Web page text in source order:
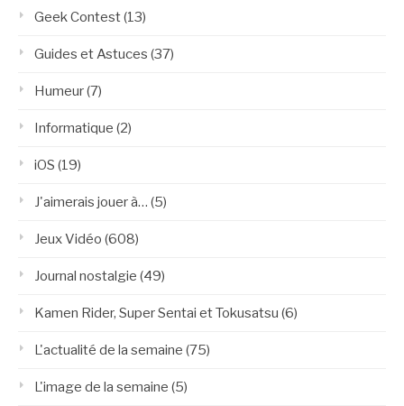
Geek Contest(13)
Guides et Astuces (37)
Humeur(7)
Informatique (2)
iOS (19)
J'aimerais jouer à… (5)
Jeux Vidéo (608)
Journal nostalgie (49)
Kamen Rider, Super Sentai et Tokusatsu (6)
L'actualité de la semaine (75)
L'image de la semaine (5)